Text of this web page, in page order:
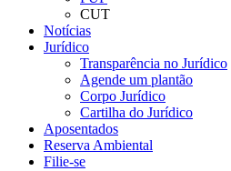
CUT
Notícias
Jurídico
Transparência no Jurídico
Agende um plantão
Corpo Jurídico
Cartilha do Jurídico
Aposentados
Reserva Ambiental
Filie-se